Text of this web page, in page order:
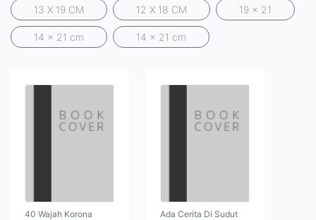
13 X 19 CM 12 X 18 CM 19 x 21
14 x 21 cm 14 x 21 cm
40 Wajah Korona
Ada Cerita Di Sudut